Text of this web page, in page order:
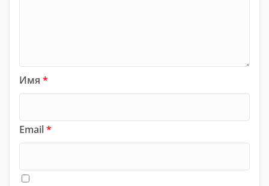
Имя *
Email*